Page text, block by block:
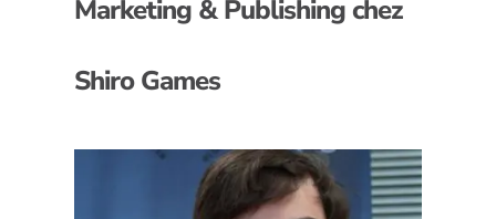
Marketing & Publishing chez
Shiro Games